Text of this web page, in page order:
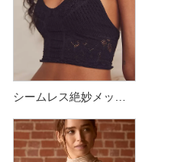
シームレス絶妙メッシュトップ